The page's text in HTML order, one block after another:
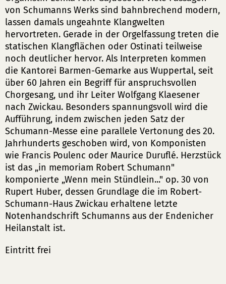
von Schumanns Werks sind bahnbrechend modern,
lassen damals ungeahnte Klangwelten
hervortreten. Gerade in der Orgelfassung treten die
statischen Klangflächen oder Ostinati teilweise
noch deutlicher hervor. Als Interpreten kommen
die Kantorei Barmen-Gemarke aus Wuppertal, seit
über 60 Jahren ein Begriff für anspruchsvollen
Chorgesang, und ihr Leiter Wolfgang Klaesener
nach Zwickau. Besonders spannungsvoll wird die
Aufführung, indem zwischen jeden Satz der
Schumann-Messe eine parallele Vertonung des 20.
Jahrhunderts geschoben wird, von Komponisten
wie Francis Poulenc oder Maurice Duruflé. Herzstück
ist das „in memoriam Robert Schumann"
komponierte „Wenn mein Stündlein..." op. 30 von
Rupert Huber, dessen Grundlage die im Robert-
Schumann-Haus Zwickau erhaltene letzte
Notenhandschrift Schumanns aus der Endenicher
Heilanstalt ist.
Eintritt frei